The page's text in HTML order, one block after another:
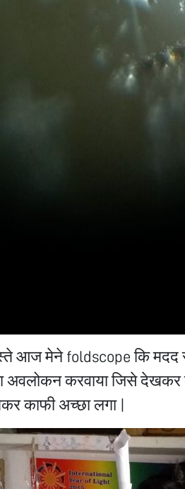
आज मेने foldscope कि मदद
अवलोकन करवाया जिसे
काफी अच्छा लगा |